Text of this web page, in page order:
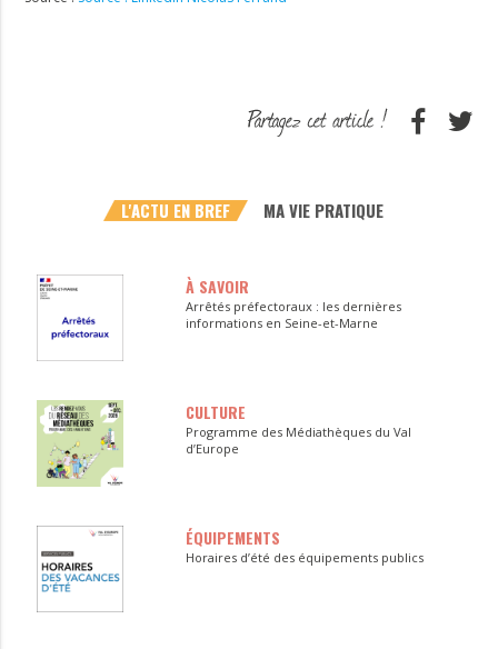
L'ACTU EN BREF MA VIE PRATIQUE
À SAVOIR
Arrêtés préfectoraux : les dernières
informations en Seine-et-Marne
CULTURE
Programme des Médiathèques du Val
d’Europe
ÉQUIPEMENTS
Horaires d’été des équipements publics